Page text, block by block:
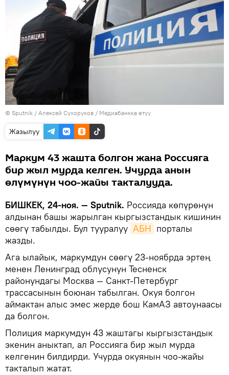
© Sputnik / Алексей Сухоруков / Медиабанкка өтүү
Жазылуу
Маркум 43 жашта болгон жана Россияга
бир жыл мурда келген. Учурда анын
өлүмүнүн чоо-жайы такталууда.
БИШКЕК, 24-ноя. — Sputnik. Россияда көпүрөнүн
алдынан башы жарылган кыргызстандык кишинин
сөөгү табылды. Бул тууралуу АБН порталы
жазды.
Ага ылайык, маркумдун сөөгү 23-ноябрда эртең
менен Ленинград облусунун Тесненск
районундагы Москва — Санкт-Петербург
трассасынын боюнан табылган. Окуя болгон
аймактан алыс эмес жерде бош КамАЗ автоунаасы
да болгон.
Полиция маркумдун 43 жаштагы кыргызстандык
экенин аныктап, ал Россияга бир жыл мурда
келгенин билдирди. Учурда окуянын чоо-жайы
такталып жатат.